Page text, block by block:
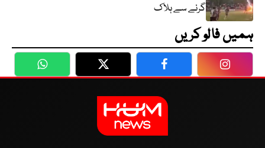
گرنے سے ہلاک
ہمیں فالو کریں
WhatsApp Twitter Facebook